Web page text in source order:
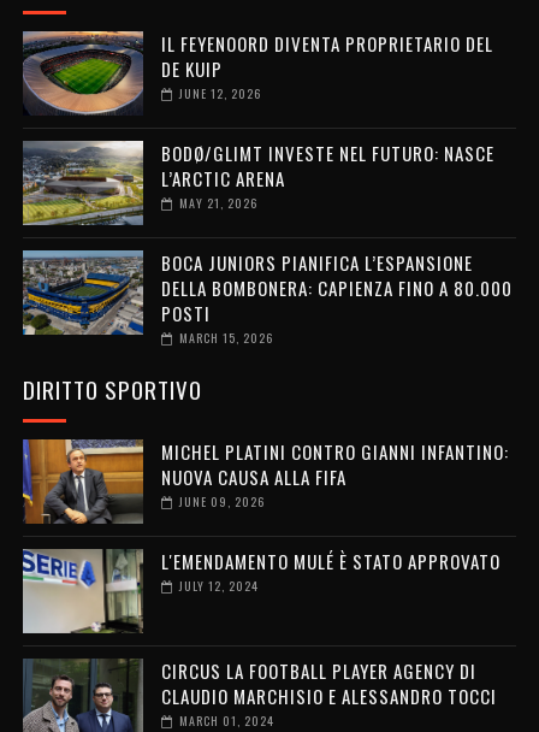
IL FEYENOORD DIVENTA PROPRIETARIO DEL
DE KUIP
JUNE 12, 2026
BODØ/GLIMT INVESTE NEL FUTURO: NASCE
L’ARCTIC ARENA
MAY 21, 2026
BOCA JUNIORS PIANIFICA L’ESPANSIONE
DELLA BOMBONERA: CAPIENZA FINO A 80.000
POSTI
MARCH 15, 2026
DIRITTO SPORTIVO
MICHEL PLATINI CONTRO GIANNI INFANTINO:
NUOVA CAUSA ALLA FIFA
JUNE 09, 2026
L'EMENDAMENTO MULÉ È STATO APPROVATO
JULY 12, 2024
CIRCUS LA FOOTBALL PLAYER AGENCY DI
CLAUDIO MARCHISIO E ALESSANDRO TOCCI
MARCH 01, 2024